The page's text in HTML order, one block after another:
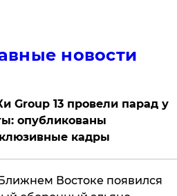
новости
Group 13 провели парад у
опубликованы
кадры
Востоке появился